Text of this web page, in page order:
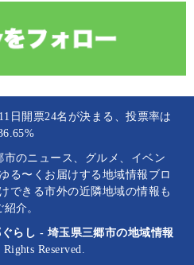
日開票24名が決まる、投票率は
のニュース、グルメ、イベン
る〜くお届けする地域情報ブロ
できる市外の近隣地域の情報も
紹介。
らし - 埼玉県三郷市の地域情報
Reserved.